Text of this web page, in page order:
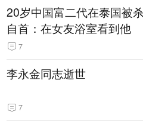
20岁中国富二代在泰国被
自首：在女友浴室看到他
7
李永金同志逝世
7